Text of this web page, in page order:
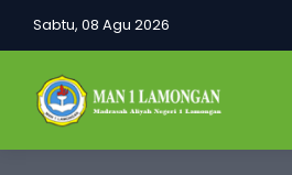
Sabtu, 08 Agu 2026